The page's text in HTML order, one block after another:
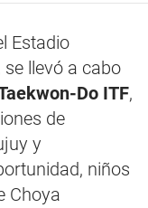
Estadio
llevó a cabo
Do ITF,
de
y
niños
Choya